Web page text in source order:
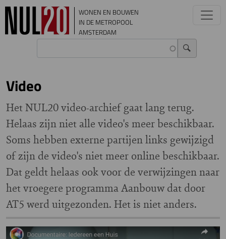
Overslaan en naar de inhoud gaan
WONEN EN BOUWEN
IN DE METROPOOL
AMSTERDAM
Video
Het NUL20 video-archief gaat lang terug.
Helaas zijn niet alle video's meer beschikbaar.
Soms hebben externe partijen links gewijzigd
of zijn de video's niet meer online beschikbaar.
Dat geldt helaas ook voor de verwijzingen naar
het vroegere programma Aanbouw dat door
AT5 werd uitgezonden. Het is niet anders.